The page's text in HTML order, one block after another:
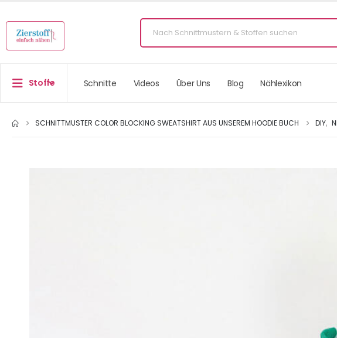
Stoffe Schnitte Videos Über Uns Blog Nählexikon
SCHNITTMUSTER COLOR BLOCKING SWEATSHIRT AUS UNSEREM HOODIE BUCH DIY,